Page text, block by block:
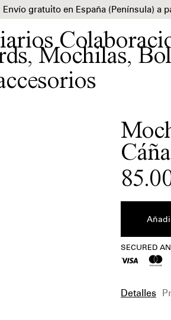
Envío gratuito en España (Península) a
,Mochilas,
SECURED
Detalles